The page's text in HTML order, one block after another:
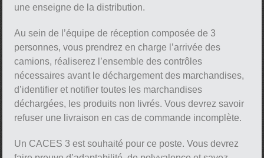
une enseigne de la distribution.
Au sein de l’équipe de réception composée de 3
personnes, vous prendrez en charge l’arrivée des
camions, réaliserez l’ensemble des contrôles
nécessaires avant le déchargement des marchandises,
d’identifier et notifier toutes les marchandises
déchargées, les produits non livrés. Vous devrez savoir
refuser une livraison en cas de commande incomplète.
Un CACES 3 est souhaité pour ce poste. Vous devrez